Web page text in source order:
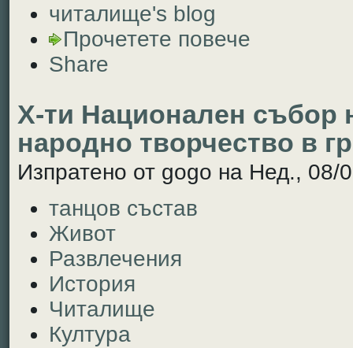
читалище's blog
Прочетете повече
Share
Х-ти Национален събор
народно творчество в
Изпратено от gogo на Нед., 08/
танцов състав
Живот
Развлечения
История
Читалище
Култура